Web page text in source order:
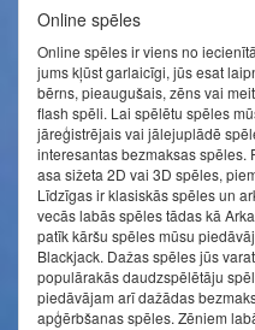
Online spēles
Online spēles ir viens no
jums kļūst garlaicīgi, jūs esat
bērns, pieaugušais, zēns vai
flash spēli. Lai spēlētu spēles
jāreģistrējais vai jālejuplādē
interesantas bezmaksas spēles.
asa sižeta 2D vai 3D spēles,
Līdzīgas ir klasiskās spēles un
vecās labās spēles tādas kā
patīk kāršu spēles mūsu
Blackjack. Dažas spēles jūs
populārakās daudzspēlētāju
piedāvājam arī dažādas
apģērbšanas spēles. Zēniem